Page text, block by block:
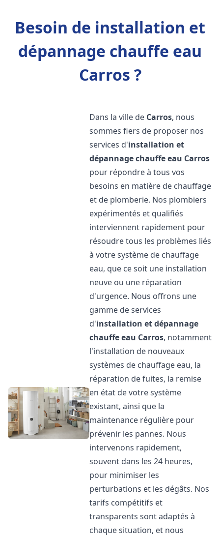
Besoin de installation et
dépannage chauffe eau
Carros ?
Dans la ville de Carros, nous
sommes fiers de proposer nos
services d'installation et
dépannage chauffe eau Carros
pour répondre à tous vos
besoins en matière de chauffage
et de plomberie. Nos plombiers
expérimentés et qualifiés
interviennent rapidement pour
résoudre tous les problèmes liés
à votre système de chauffage
eau, que ce soit une installation
neuve ou une réparation
d'urgence. Nous offrons une
gamme de services
d'installation et dépannage
chauffe eau Carros, notamment
l'installation de nouveaux
systèmes de chauffage eau, la
réparation de fuites, la remise
en état de votre système
existant, ainsi que la
maintenance régulière pour
prévenir les pannes. Nous
intervenons rapidement,
souvent dans les 24 heures,
pour minimiser les
perturbations et les dégâts. Nos
tarifs compétitifs et
transparents sont adaptés à
chaque situation, et nous